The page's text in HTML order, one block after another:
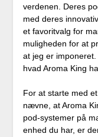
verdenen. Deres
med deres
et favoritvalg for
muligheden for at
at jeg er
hvad Aroma King
For at starte med
nævne, at Aroma
pod-systemer på
enhed du har, er